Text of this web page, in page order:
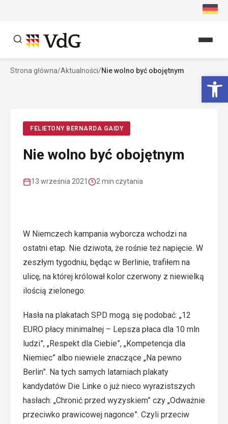
Szukaj
Strona główna/Aktualności/Nie wolno być obojętnym
FELIETONY BERNARDA GAIDY
Nie wolno być obojętnym
13 września 2021 2 min czytania
W Niemczech kampania wyborcza wchodzi na
ostatni etap. Nie dziwota, że rośnie też napięcie. W
zeszłym tygodniu, będąc w Berlinie, trafiłem na
ulicę, na której królował kolor czerwony z niewielką
ilością zielonego.
Hasła na plakatach SPD mogą się podobać: „12
EURO płacy minimalnej – Lepsza płaca dla 10 mln
ludzi”, „Respekt dla Ciebie”, „Kompetencja dla
Niemiec” albo niewiele znaczące „Na pewno
Berlin”. Na tych samych latarniach plakaty
kandydatów Die Linke o już nieco wyrazistszych
hasłach: „Chronić przed wyzyskiem” czy „Odważnie
przeciwko prawicowej nagonce”. Czyli przeciw